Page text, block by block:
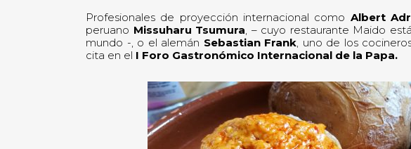
Profesionales de proyección internacional como Albert
peruano Missuharu Tsumura, – cuyo restaurante Maido
mundo -, o el alemán Sebastian Frank, uno de los
cita en el I Foro Gastronómico Internacional de la Papa.